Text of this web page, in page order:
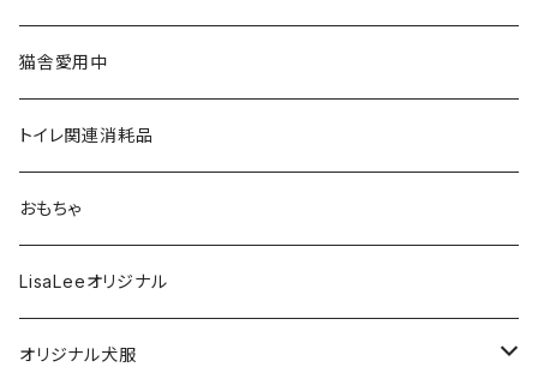
XS
S
Tシャツ
XS
S
４本足フルカバータイプ
XS
S
タンクトップタイプ
XS
S
フリースベスト
XS
ハイネック２本足フリースタイプ
アーティスト
雑貨
フード・おやつ
歯磨き関連
お風呂関連
猫舎愛用中
トイレ関連消耗品
おもちゃ
LisaLeeオリジナル
オリジナル犬服